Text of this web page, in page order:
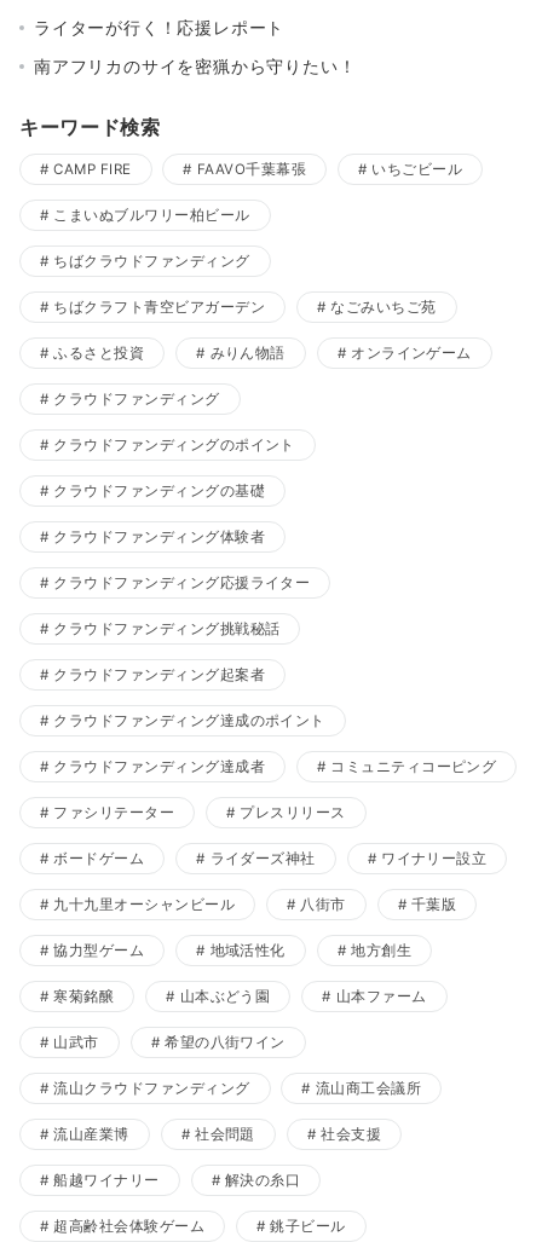
ライターが行く！応援レポート
南アフリカのサイを密猟から守りたい！
キーワード検索
CAMP FIRE FAAVO千葉幕張 いちごビール
こまいぬブルワリー柏ビール
ちばクラウドファンディング
ちばクラフト青空ビアガーデン なごみいちご苑
ふるさと投資 みりん物語 オンラインゲーム
クラウドファンディング
クラウドファンディングのポイント
クラウドファンディングの基礎
クラウドファンディング体験者
クラウドファンディング応援ライター
クラウドファンディング挑戦秘話
クラウドファンディング起案者
クラウドファンディング達成のポイント
クラウドファンディング達成者 コミュニティコーピング
ファシリテーター プレスリリース
ボードゲーム ライダーズ神社 ワイナリー設立
九十九里オーシャンビール 八街市 千葉版
協力型ゲーム 地域活性化 地方創生
寒菊銘醸 山本ぶどう園 山本ファーム
山武市 希望の八街ワイン
流山クラウドファンディング 流山商工会議所
流山産業博 社会問題 社会支援
船越ワイナリー 解決の糸口
超高齢社会体験ゲーム 銚子ビール